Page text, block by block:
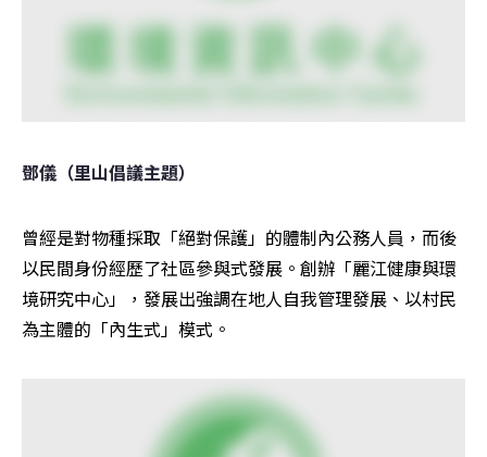
鄧儀（里山倡議主題）
曾經是對物種採取「絕對保護」的體制內公務人員，而後
以民間身份經歷了社區參與式發展。創辦「麗江健康與環
境研究中心」，發展出強調在地人自我管理發展、以村民
為主體的「內生式」模式。